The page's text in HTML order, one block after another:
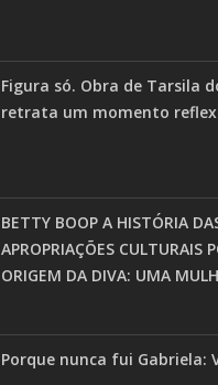
Figura só. Obra de Tarsila
retrata um momento
BETTY BOOP A HISTÓRIA
APROPRIAÇÕES CULTURAIS
ORIGEM DA DIVA: UMA
Porque nunca fui Gabriela: